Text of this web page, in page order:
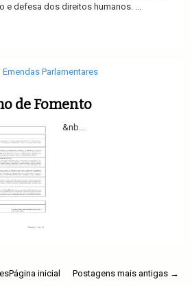
defesa dos direitos humanos. ...
Emendas Parlamentares
de Fomento
&nb...
Postagens mais antigas →
Página inicial